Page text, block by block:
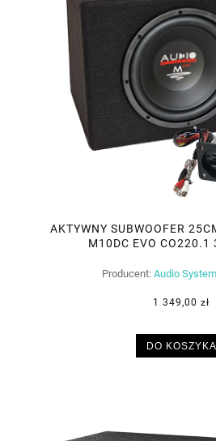
AKTYWNY SUBWOOFER
M10DC EVO CO220.1
Producent: Audio
1 349,00 zł
DO KOSZYKA